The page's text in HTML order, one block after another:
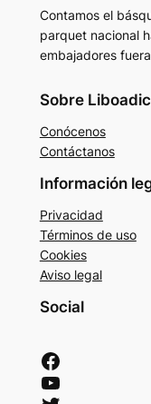
Contamos el
parquet nacional
embajadores
Sobre
Conócenos
Contáctanos
Información
Privacidad
Términos de uso
Cookies
Aviso legal
Social
Facebook
YouTube